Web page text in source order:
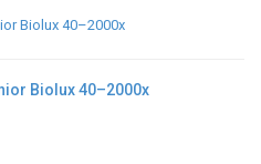
Biolux 40–2000x